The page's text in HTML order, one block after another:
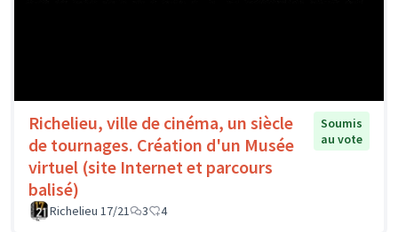
Richelieu, ville de cinéma, un siècle
de tournages. Création d'un Musée
virtuel (site Internet et parcours
balisé)
Soumis
au vote
Richelieu 17/21 3 4